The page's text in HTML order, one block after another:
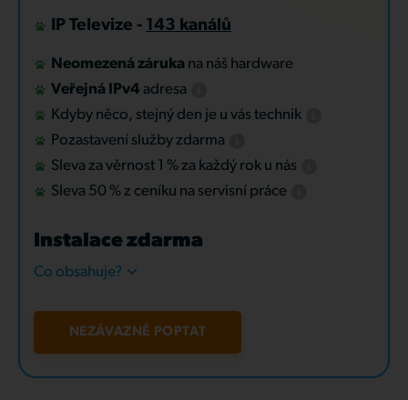
IP Televize - 143 kanálů
Neomezená záruka na náš hardware
Veřejná IPv4 adresa
Kdyby něco, stejný den je u vás technik
Pozastavení služby zdarma
Sleva za věrnost 1 % za každý rok u nás
Sleva 50 % z ceníku na servisní práce
Instalace zdarma
Co obsahuje?
NEZÁVAZNĚ POPTAT